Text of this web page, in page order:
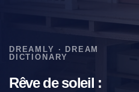
Rêve de soleil :